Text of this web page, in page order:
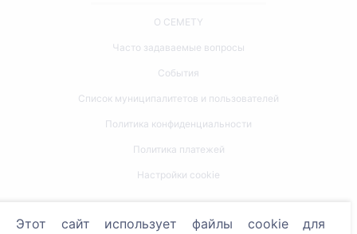
О CEMETY
Часто задаваемые вопросы
События
Список муниципалитетов и пользователей
Политика конфиденциальности
Политика платежей
Настройки cookie
Этот сайт использует файлы cookie для